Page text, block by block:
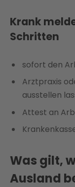
Krank
Schritten
sofort den
Arztpraxis
ausstellen
Attest an
Was gilt,
Ausland